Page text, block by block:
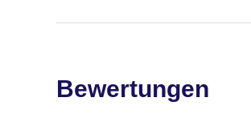
Bewertungen